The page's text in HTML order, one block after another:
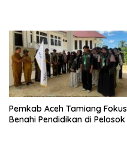
Pemkab Aceh Tamiang Fokus
Benahi Pendidikan di Pelosok